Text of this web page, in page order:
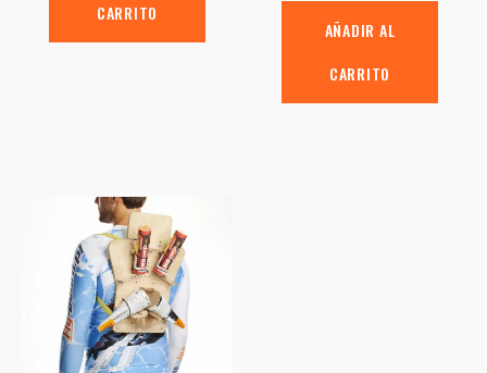
CARRITO
AÑADIR AL
CARRITO